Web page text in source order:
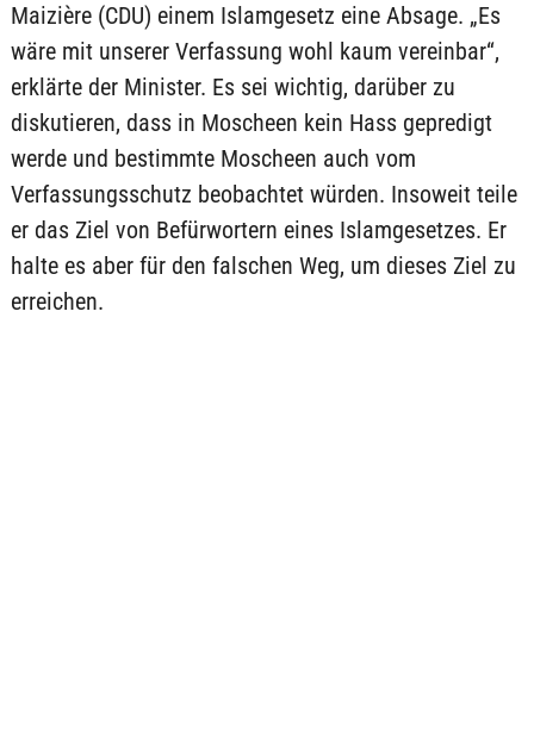
Maizière (CDU) einem Islamgesetz eine Absage. „Es
wäre mit unserer Verfassung wohl kaum vereinbar“,
erklärte der Minister. Es sei wichtig, darüber zu
diskutieren, dass in Moscheen kein Hass gepredigt
werde und bestimmte Moscheen auch vom
Verfassungsschutz beobachtet würden. Insoweit teile
er das Ziel von Befürwortern eines Islamgesetzes. Er
halte es aber für den falschen Weg, um dieses Ziel zu
erreichen.